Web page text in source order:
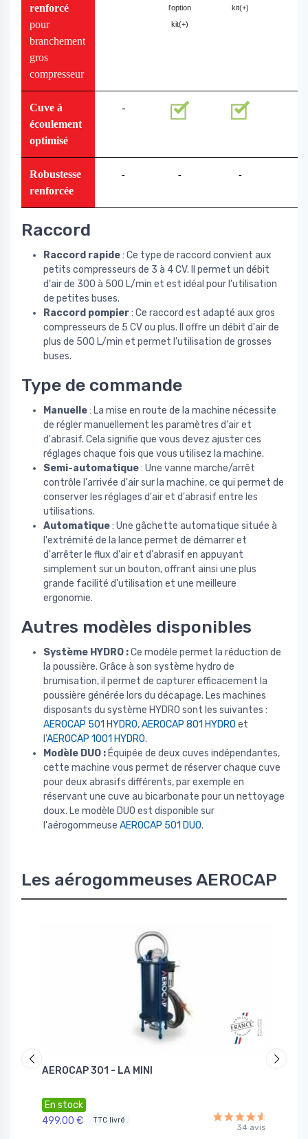
renforcé
pour
branchement
gros
compresseur
l’option
kit(+)
kit(+)
Cuve à
écoulement
optimisé
-
Robustesse
renforcée
- - -
Raccord
Raccord rapide: Ce type de raccord convient aux
petits compresseurs de 3 à 4 CV. Il permet un débit
d'air de 300 à 500 L/min et est idéal pour l'utilisation
de petites buses.
Raccord pompier: Ce raccord est adapté aux gros
compresseurs de 5 CV ou plus. Il offre un débit d'air de
plus de 500 L/min et permet l'utilisation de grosses
buses.
Type de commande
Manuelle: La mise en route de la machine nécessite
de régler manuellement les paramètres d'air et
d'abrasif. Cela signifie que vous devez ajuster ces
réglages chaque fois que vous utilisez la machine.
Semi-automatique: Une vanne marche/arrêt
contrôle l'arrivée d'air sur la machine, ce qui permet de
conserver les réglages d'air et d'abrasif entre les
utilisations.
Automatique: Une gâchette automatique située à
l'extrémité de la lance permet de démarrer et
d'arrêter le flux d'air et d'abrasif en appuyant
simplement sur un bouton, offrant ainsi une plus
grande facilité d'utilisation et une meilleure
ergonomie.
Autres modèles disponibles
Système HYDRO :Ce modèle permet la réduction de
la poussière. Grâce à son système hydro de
brumisation, il permet de capturer efficacement la
poussière générée lors du décapage. Les machines
disposants du système HYDRO sont les suivantes :
AEROCAP 501 HYDRO,AEROCAP 801 HYDRO et
l'AEROCAP 1001 HYDRO.
Modèle DUO : Équipée de deux cuves indépendantes,
cette machine vous permet de réserver chaque cuve
pour deux abrasifs différents, par exemple en
réservant une cuve au bicarbonate pour un nettoyage
doux. Le modèle DUO est disponible sur
l'aérogommeuse AEROCAP 501 DUO.
Les aérogommeuses AEROCAP
AEROCAP 301 - LA MINI
En stock
499.00 €
TTC livré
34 avis